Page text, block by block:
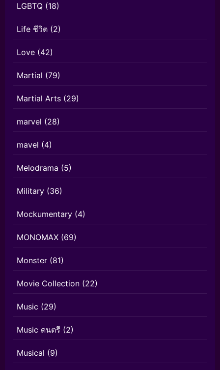
LGBTQ (18)
Life ชีวิต (2)
Love (42)
Martial (79)
Martial Arts (29)
marvel (28)
mavel (4)
Melodrama (5)
Military (36)
Mockumentary (4)
MONOMAX (69)
Monster (81)
Movie Collection (22)
Music (29)
Music ดนตรี (2)
Musical (9)